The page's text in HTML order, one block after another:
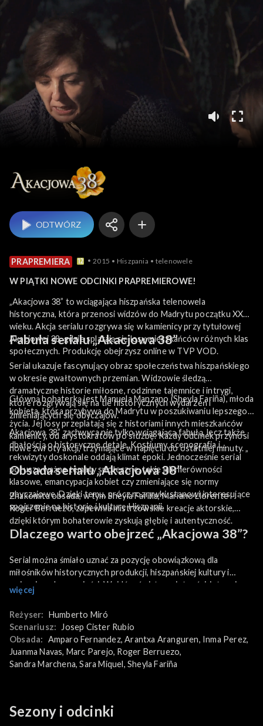
ODTWÓRZ
PRAPREMIERA 2015 Hiszpania telenowele
W PIĄTKI NOWE ODCINKI PRAPREMIEROWE!
„Akacjowa 38” to wciągająca hiszpańska telenowela
historyczna, która przenosi widzów do Madrytu początku XX
wieku. Akcja serialu rozgrywa się w kamienicy przy tytułowej
Akacjowej 38, gdzie splatają się losy mieszkańców różnych klas
społecznych. Produkcję obejrzysz online w TVP VOD.
Fabuła serialu „Akacjowa 38”
Serial ukazuje fascynujący obraz społeczeństwa hiszpańskiego
w okresie gwałtownych przemian. Widzowie śledzą
dramatyczne historie miłosne, rodzinne tajemnice i intrygi,
które rozgrywają się na tle historycznych wydarzeń i
zmieniających się obyczajów.
Główną bohaterką jest Manuela Manzano (Sheyla Fariña), młoda
kobieta, która przybywa do Madrytu w poszukiwaniu lepszego
życia. Jej losy przeplatają się z historiami innych mieszkańców
kamienicy, od arystokratów po służbę. Każdy odcinek przynosi
nowe zwroty akcji, trzymające w napięciu do ostatniej minuty. „
Akacjowa 38” zachwyca nie tylko wciągającą fabułą, lecz także
dbałością o historyczne detale. Kostiumy, scenografia i
rekwizyty doskonale oddają klimat epoki. Jednocześnie serial
porusza ważne tematy społeczne, takie jak nierówności
klasowe, emancypacja kobiet czy zmieniające się normy
obyczajowe. Dzięki temu, prócz rozrywki, stanowi interesujące
spojrzenie na historię i kulturę Hiszpanii.
Obsada serialu „Akacjowa 38”
Znakomita obsada, w tym Sheyla Fariña, Mariano Llorente i
Roger Berruezo, zapewnia mistrzowskie kreacje aktorskie,
dzięki którym bohaterowie zyskują głębię i autentyczność.
Dlaczego warto obejrzeć „Akacjowa 38”?
Serial można śmiało uznać za pozycję obowiązkową dla
miłośników historycznych produkcji, hiszpańskiej kultury i
wciągających opowieści. Wejdź w świat namiętności, intryg i
wielkich emocji – oglądaj serial „Akacjowa 38” na TVP VOD!
więcej
Reżyser: Humberto Miró
Scenariusz:
Josep Cister Rubio
Obsada: Amparo Fernandez, Arantxa Aranguren, Inma Perez,
Juanma Navas, Marc Parejo, Roger Berruezo,
Sandra Marchena, Sara Miquel, Sheyla Fariña
Sezony i odcinki